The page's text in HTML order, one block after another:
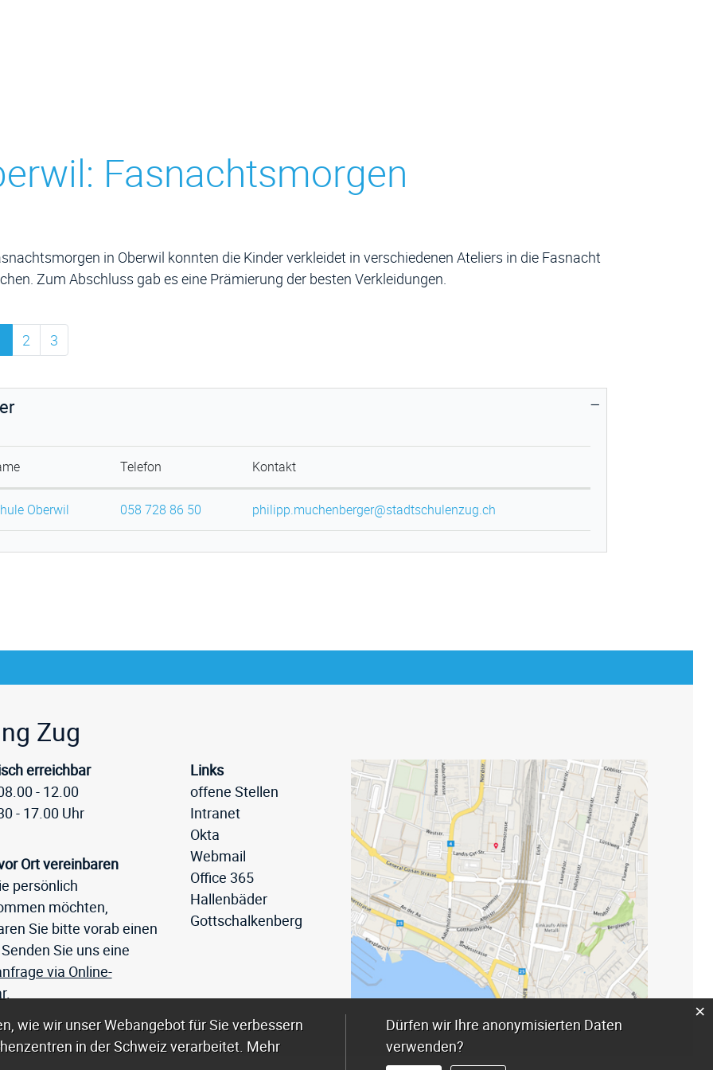
Fasnachtsmorgen
in Oberwil konnten die Kinder verkleidet in verschiedenen Ateliers in die Fasnacht
Zum Abschluss gab es eine Prämierung der besten Verkleidungen.
2 3
Objekte
Telefon Kontakt
Oberwil 058 728 86 50 philipp.muchenberger@stadtschulenzug.ch
Zug
erreichbar
- 12.00
- 17.00 Uhr
Ort vereinbaren
persönlich
möchten,
Sie bitte vorab einen
Sie uns eine
via Online-
.
Links
offene Stellen
Intranet
Okta
Webmail
Office 365
Hallenbäder
Gottschalkenberg
wie wir unser Webangebot für Sie verbessern
in der Schweiz verarbeitet. Mehr
Dürfen wir Ihre anonymisierten Daten
verwenden?
×